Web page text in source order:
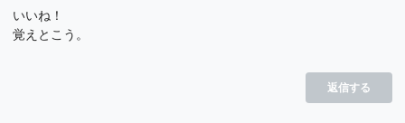
いいね！
覚えとこう。
返信する